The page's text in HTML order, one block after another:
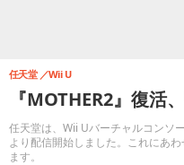
『MOTHER2』復活
任天堂は、Wii Uバーチャルコンソ
より配信開始しました。これにあ
ます。
任天堂 Wii U